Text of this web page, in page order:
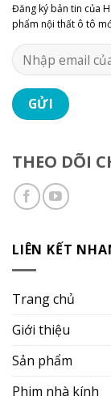
Đăng ký bản tin của
phẩm nội thất ô tô
THEO DÕI
LIÊN KẾT
Trang chủ
Giới thiệu
Sản phẩm
Phim nhà kính